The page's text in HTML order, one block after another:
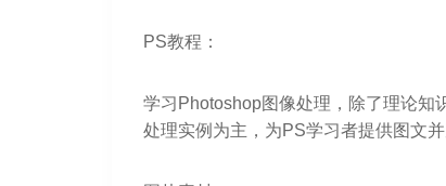
PS教程：
学习Photoshop图像处理，除了理论知
处理实例为主，为PS学习者提供图文并